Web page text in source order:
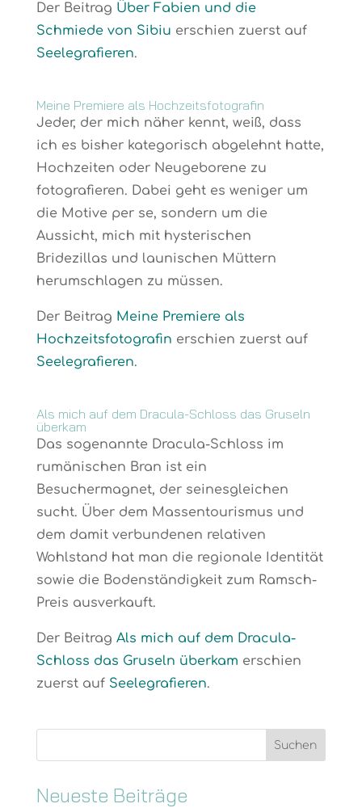
Der Beitrag Über Fabien und die
Schmiede von Sibiu erschien zuerst auf
Seelegrafieren.
Meine Premiere als Hochzeitsfotografin
Jeder, der mich näher kennt, weiß, dass
ich es bisher kategorisch abgelehnt hatte,
Hochzeiten oder Neugeborene zu
fotografieren. Dabei geht es weniger um
die Motive per se, sondern um die
Aussicht, mich mit hysterischen
Bridezillas und launischen Müttern
herumschlagen zu müssen.
Der Beitrag Meine Premiere als
Hochzeitsfotografin erschien zuerst auf
Seelegrafieren.
Als mich auf dem Dracula-Schloss das Gruseln
überkam
Das sogenannte Dracula-Schloss im
rumänischen Bran ist ein
Besuchermagnet, der seinesgleichen
sucht. Über dem Massentourismus und
dem damit verbundenen relativen
Wohlstand hat man die regionale Identität
sowie die Bodenständigkeit zum Ramsch-
Preis ausverkauft.
Der Beitrag Als mich auf dem Dracula-
Schloss das Gruseln überkam erschien
zuerst auf Seelegrafieren.
Neueste Beiträge